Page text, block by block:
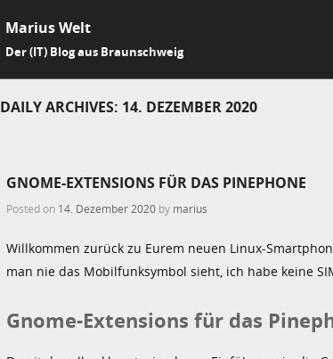
Marius Welt
Der (IT) Blog aus Braunschweig
DAILY ARCHIVES: 14. DEZEMBER 2020
GNOME-EXTENSIONS FÜR DAS PINEPHONE
Posted on 14. Dezember 2020 by marius
Willkommen zurück zu Eurem neuen Linux-
man nie das Mobilfunksymbol sieht, ich habe keine
Gnome-Extensions für das